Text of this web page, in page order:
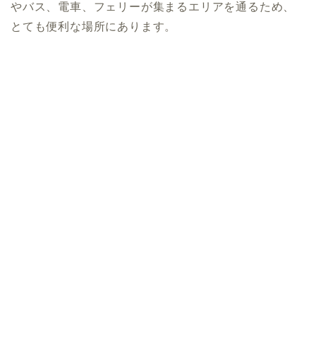
やバス、電車、フェリーが集まるエリアを通るため、
とても便利な場所にあります。